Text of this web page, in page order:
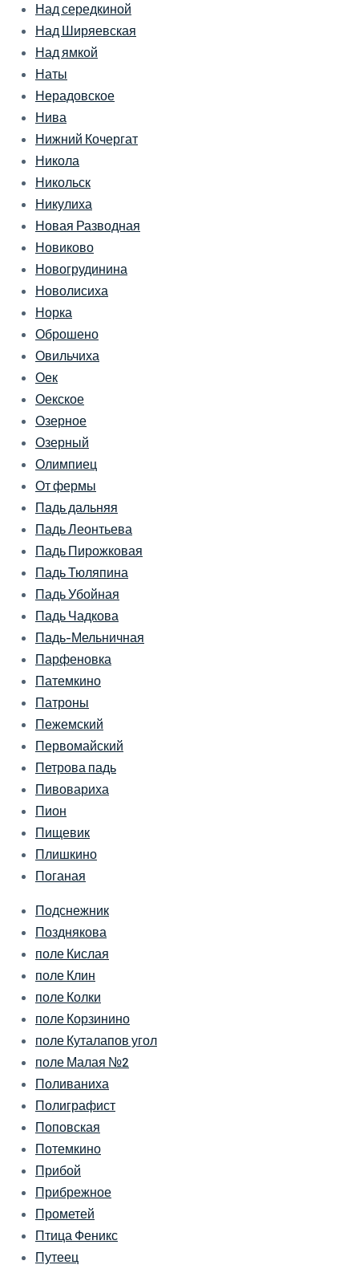
Над середкиной
Над Ширяевская
Над ямкой
Наты
Нерадовское
Нива
Нижний Кочергат
Никола
Никольск
Никулиха
Новая Разводная
Новиково
Новогрудинина
Новолисиха
Норка
Оброшено
Овильчиха
Оек
Оекское
Озерное
Озерный
Олимпиец
От фермы
Падь дальняя
Падь Леонтьева
Падь Пирожковая
Падь Тюляпина
Падь Убойная
Падь Чадкова
Падь-Мельничная
Парфеновка
Патемкино
Патроны
Пежемский
Первомайский
Петрова падь
Пивовариха
Пион
Пищевик
Плишкино
Поганая
Подснежник
Позднякова
поле Кислая
поле Клин
поле Колки
поле Корзинино
поле Куталапов угол
поле Малая №2
Поливаниха
Полиграфист
Поповская
Потемкино
Прибой
Прибрежное
Прометей
Птица Феникс
Путеец